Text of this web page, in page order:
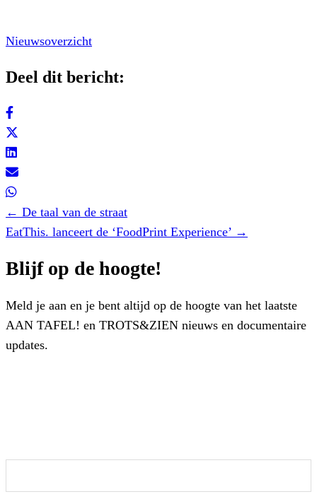
Nieuwsoverzicht
Deel dit bericht:
Posts
navigation
← De taal van de straat
EatThis. lanceert de ‘FoodPrint Experience’ →
Blijf op de hoogte!
Meld je aan en je bent altijd op de hoogte van het laatste
AAN TAFEL! en TROTS&ZIEN nieuws en documentaire
updates.